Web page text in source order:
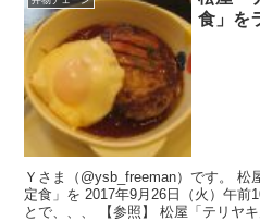
食」を
Ｙさま（@ysb_freeman）です。 松屋が 「テリヤキ月見ハンバーグ
定食」を 2017年9月26日（火）午前
とで、、、 【参照】